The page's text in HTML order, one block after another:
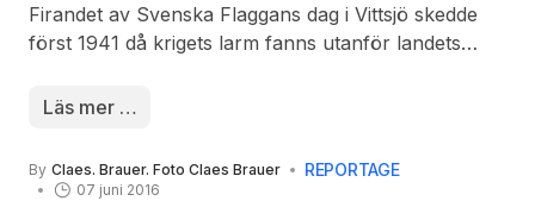
Firandet av Svenska Flaggans dag i Vittsjö skedde
först 1941 då krigets larm fanns utanför landets
1983. Firandet i kulturorten låg nere i 43 år innan
fortsatt sedan dess.
Läs mer …
By Claes. Brauer. Foto Claes Brauer REPORTAGE
07 juni 2016